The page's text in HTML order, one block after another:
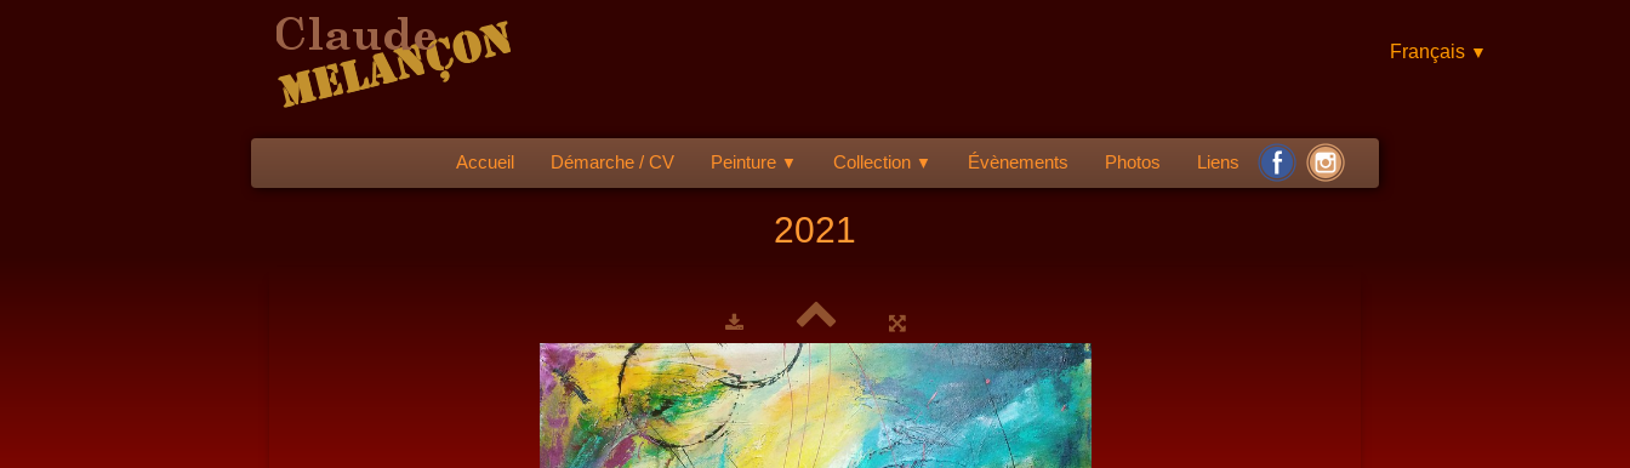
Français ▼
Accueil Démarche / CV Peinture ▼ Collection ▼ Évènements Photos Liens
2021